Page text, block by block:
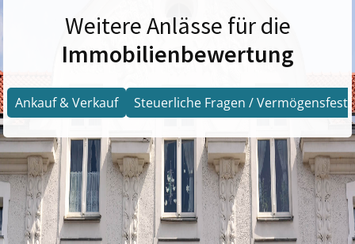
Weitere Anlässe für die
Immobilienbewertung
Ankauf & Verkauf Steuerliche Fragen /